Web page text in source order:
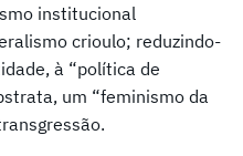
institucional
crioulo; reduzindo-
à “política de
um “feminismo da